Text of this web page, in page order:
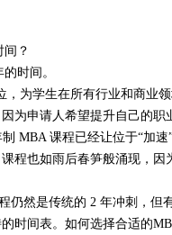
？
时间。
，为学生在所有行业和商业
为申请人希望提升自己的职
MBA 课程已经让位于“加
程也如雨后春笋般涌现，
仍然是传统的 2 年冲刺，
时间表。如何选择合适的